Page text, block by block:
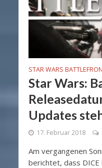
STAR WARS
Star Wars:
Updates
17. Februar 2018
Am vergangenen
berichtet, dass